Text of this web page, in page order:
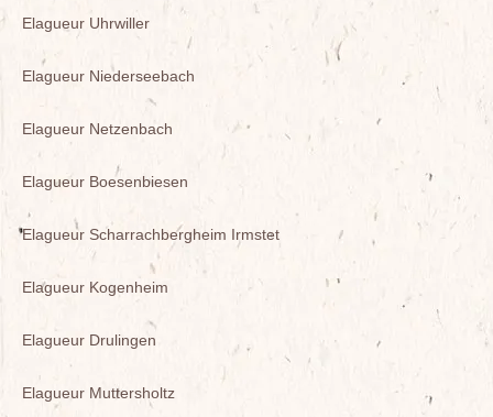
Elagueur Uhrwiller
Elagueur Niederseebach
Elagueur Netzenbach
Elagueur Boesenbiesen
Elagueur Scharrachbergheim Irmstet
Elagueur Kogenheim
Elagueur Drulingen
Elagueur Muttersholtz